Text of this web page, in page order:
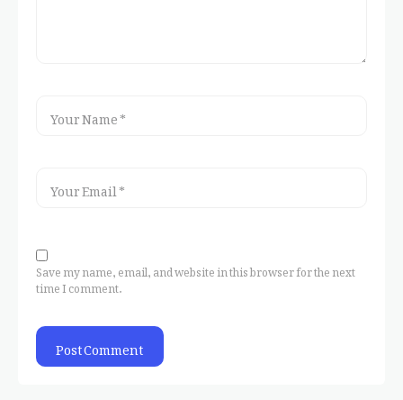
Save my name, email, and website in this browser for the next
time I comment.